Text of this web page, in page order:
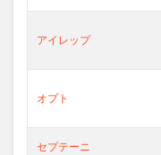
アイレップ
オプト
セプテーニ